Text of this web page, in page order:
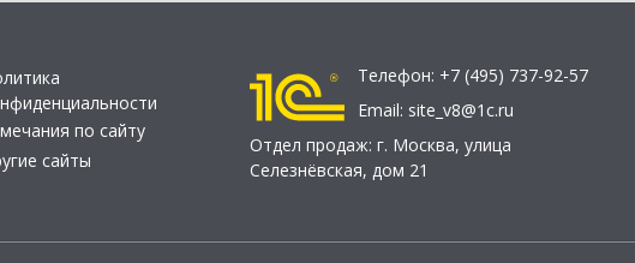
по сайту
сайты
Телефон: +7 (495) 737-92-57
Email: site_v8@1c.ru
Отдел продаж: г. Москва, улица
Селезнёвская, дом 21